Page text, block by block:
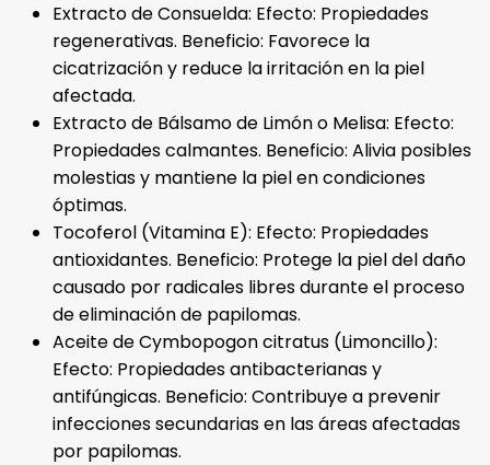
Extracto de Consuelda: Efecto: Propiedades
regenerativas. Beneficio: Favorece la
cicatrización y reduce la irritación en la piel
afectada.
Extracto de Bálsamo de Limón o Melisa: Efecto:
Propiedades calmantes. Beneficio: Alivia posibles
molestias y mantiene la piel en condiciones
óptimas.
Tocoferol (Vitamina E): Efecto: Propiedades
antioxidantes. Beneficio: Protege la piel del daño
causado por radicales libres durante el proceso
de eliminación de papilomas.
Aceite de Cymbopogon citratus (Limoncillo):
Efecto: Propiedades antibacterianas y
antifúngicas. Beneficio: Contribuye a prevenir
infecciones secundarias en las áreas afectadas
por papilomas.